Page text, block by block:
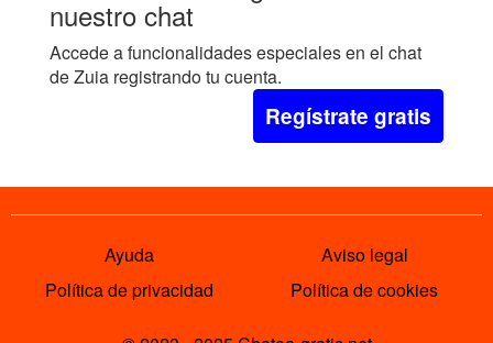
nuestro chat
Accede a funcionalidades especiales en el chat
de Zuia registrando tu cuenta.
Regístrate gratis
Ayuda
Aviso legal
Política de privacidad
Política de cookies